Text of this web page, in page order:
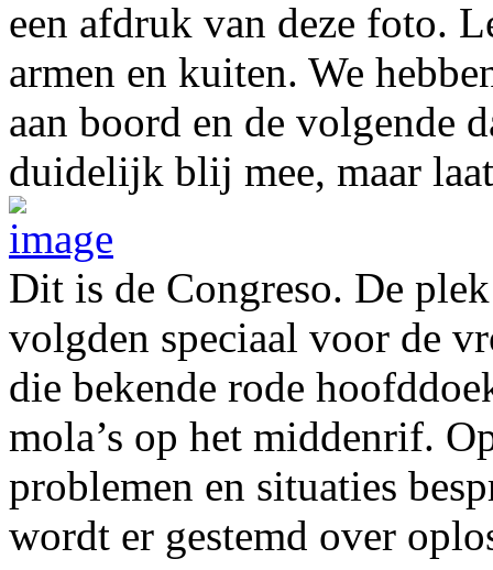
een afdruk van deze foto.
armen en kuiten. We
aan boord en de volgende
duidelijk blij mee, maar
Dit is de Congreso. De
volgden speciaal voor de
die bekende rode
mola’s op het middenrif.
problemen en situaties
wordt er gestemd over